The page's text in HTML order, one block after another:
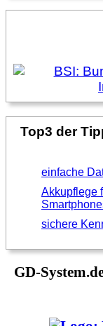
Top3 der
einfache
Akkupflege
sichere
GD-